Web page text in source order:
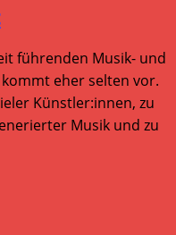
führenden Musik- und
eher selten vor.
Künstler:innen, zu
Musik und zu